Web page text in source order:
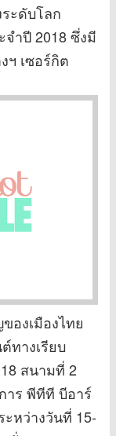
ะดับโลก
ำปี 2018 ซึ่งมี
เซอร์กิต
องเมืองไทย
ทางเรียบ
สนามที่ 2
าร พีทีที บีอาร์
หว่างวันที่ 15-